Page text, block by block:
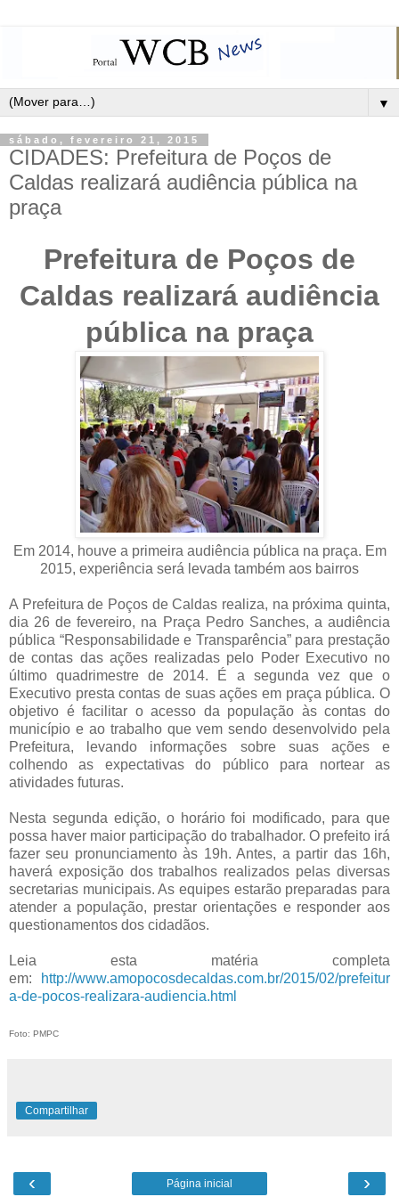
▼
sábado, fevereiro 21, 2015
CIDADES: Prefeitura de Poços de
Caldas realizará audiência pública na
praça
Prefeitura de Poços de
Caldas realizará audiência
pública na praça
Em 2014, houve a primeira audiência pública na praça. Em
2015, experiência será levada também aos bairros
A Prefeitura de Poços de Caldas realiza, na próxima quinta,
dia 26 de fevereiro, na Praça Pedro Sanches, a audiência
pública “Responsabilidade e Transparência” para prestação
de contas das ações realizadas pelo Poder Executivo no
último quadrimestre de 2014. É a segunda vez que o
Executivo presta contas de suas ações em praça pública. O
objetivo é facilitar o acesso da população às contas do
município e ao trabalho que vem sendo desenvolvido pela
Prefeitura, levando informações sobre suas ações e
colhendo as expectativas do público para nortear as
atividades futuras.
Nesta segunda edição, o horário foi modificado, para que
possa haver maior participação do trabalhador. O prefeito irá
fazer seu pronunciamento às 19h. Antes, a partir das 16h,
haverá exposição dos trabalhos realizados pelas diversas
secretarias municipais. As equipes estarão preparadas para
atender a população, prestar orientações e responder aos
questionamentos dos cidadãos.
Leia esta matéria completa
em:
http://www.amopocosdecaldas.com.br/2015/02/prefeitur
a-de-pocos-realizara-audiencia.html
Foto: PMPC
Compartilhar
‹ ›
Página inicial